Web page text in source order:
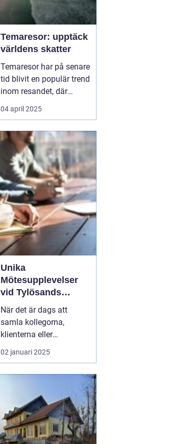
Temaresor: upptäck
världens skatter
Temaresor har på senare
tid blivit en populär trend
inom resandet, där
resenärer får möjlighet
att fördjupa sig i
passioner medan de
utforskar nya
destinationer. Oavsett
om det handlar om...
04 april 2025
Unika
Mötesupplevelser
vid Tylösands
Stränder
När det är dags att
samla kollegorna,
klienterna eller
branschpartnerna för en
konferens är valet av
öka kreativiteten, stärka
relationer och bidra till
framgång...
02 januari 2025